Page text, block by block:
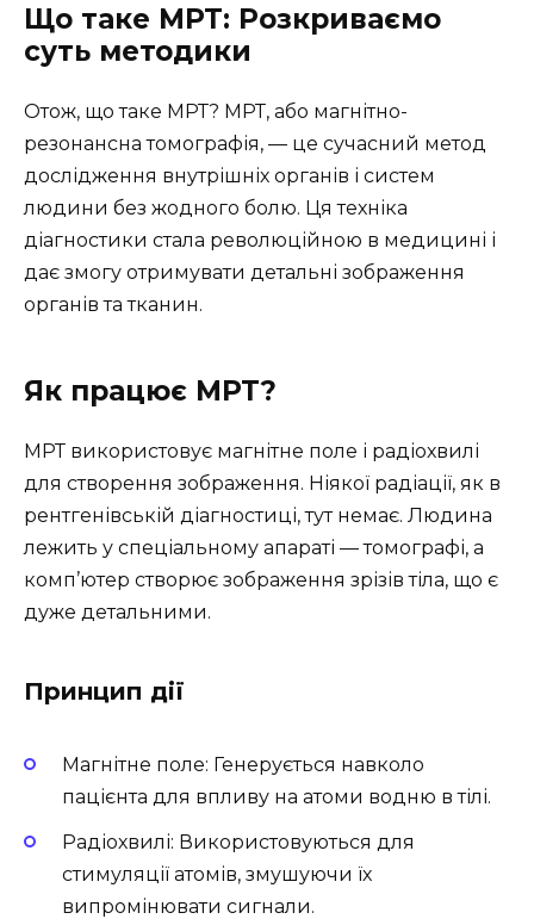
Що таке МРТ: Розкриваємо
суть методики
Отож, що таке МРТ? МРТ, або магнітно-
резонансна томографія, — це сучасний метод
дослідження внутрішніх органів і систем
людини без жодного болю. Ця техніка
діагностики стала революційною в медицині і
дає змогу отримувати детальні зображення
органів та тканин.
Як працює МРТ?
МРТ використовує магнітне поле і радіохвилі
для створення зображення. Ніякої радіації, як в
рентгенівській діагностиці, тут немає. Людина
лежить у спеціальному апараті — томографі, а
комп’ютер створює зображення зрізів тіла, що є
дуже детальними.
Принцип дії
Магнітне поле: Генерується навколо
пацієнта для впливу на атоми водню в тілі.
Радіохвилі: Використовуються для
стимуляції атомів, змушуючи їх
випромінювати сигнали.